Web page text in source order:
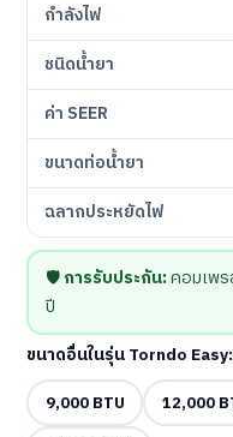
กำลังไฟ
ชนิดน้ำยา
ค่า SEER
ขนาดท่อน้ำยา
ฉลากประหยัดไฟ
🛡️การรับประกัน:คอมเพร
ปี
ขนาดอื่นในรุ่น Torndo Easy:
9,000 BTU
12,000